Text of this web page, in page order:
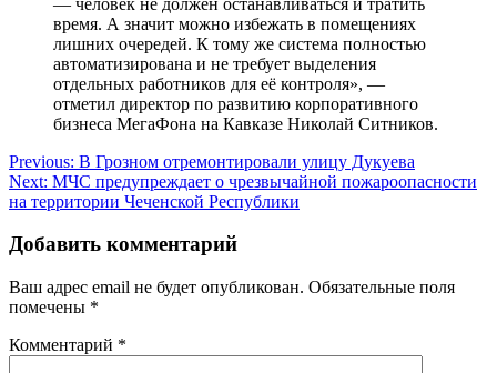
время. А значит можно избежать в помещениях
лишних очередей. К тому же система полностью
автоматизирована и не требует выделения
отдельных работников для её контроля», —
отметил директор по развитию корпоративного
бизнеса МегаФона на Кавказе Николай Ситников.
Навигация
по
Previous: В Грозном отремонтировали улицу Дукуева
Next: МЧС предупреждает о чрезвычайной пожароопасности
на территории Чеченской Республики
Добавить комментарий
Ваш адрес email не будет опубликован. Обязательные поля
помечены *
Комментарий *